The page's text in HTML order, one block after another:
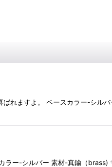
れますよ。 ベースカラー-シル
ラー-シルバー 素材-真鍮（brass)